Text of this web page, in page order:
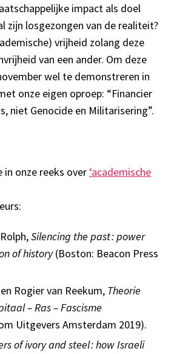
impact als doel
zijn losgezongen van de realiteit?
vrijheid zolang deze
van een ander. Om deze
wel te demonstreren in
onze eigen oproep: “Financier
niet Genocide en Militarisering”.
onze reeks over ‘academische
Silencing the past: power
of history(Boston: Beacon Press
Rogier van Reekum, Theorie
– Ras – Fascisme
Uitgevers Amsterdam 2019).
of ivory and steel: how Israeli